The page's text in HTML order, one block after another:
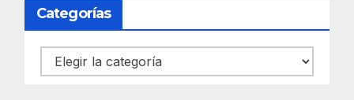
Categorías
Categorías